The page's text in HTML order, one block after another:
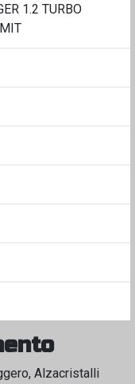
1.2 TURBO
Alzacristalli